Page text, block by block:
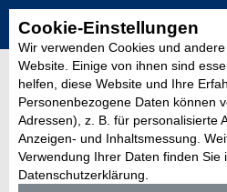
Cookie-Einstellungen
Wir verwenden Cookies und
Website. Einige von ihnen sind
helfen, diese Website und Ihre
Personenbezogene Daten können
Adressen), z. B. für personalisierte
Anzeigen- und Inhaltsmessung.
Verwendung Ihrer Daten finden Sie
Datenschutzerklärung.